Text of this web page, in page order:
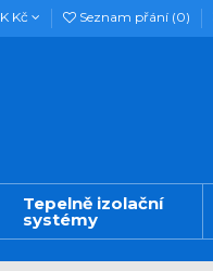
Kč Seznam přání (0)
Tepelně izolační
systémy